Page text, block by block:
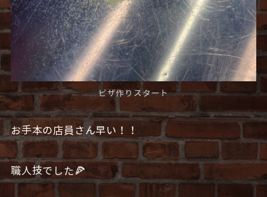
ピザ作りスタート
お手本の店員さん早い！！
職人技でした🍕